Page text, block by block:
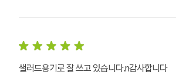
샐러드용기로 잘 쓰고 있습니다.n감사합니다